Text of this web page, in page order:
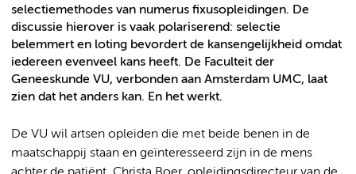
selectiemethodes van numerus fixusopleidingen. De
discussie hierover is vaak polariserend: selectie
belemmert en loting bevordert de kansengelijkheid omdat
iedereen evenveel kans heeft. De Faculteit der
Geneeskunde VU, verbonden aan Amsterdam UMC, laat
zien dat het anders kan. En het werkt.
De VU wil artsen opleiden die met beide benen in de
maatschappij staan en geïnteresseerd zijn in de mens